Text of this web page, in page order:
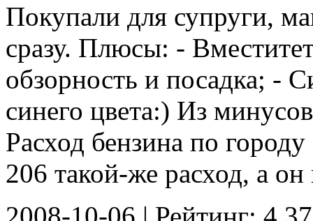
Покупали для супруги,
сразу. Плюсы: -
обзорность и посадка; -
синего цвета:) Из
Расход бензина по
206 такой-же расход, а он